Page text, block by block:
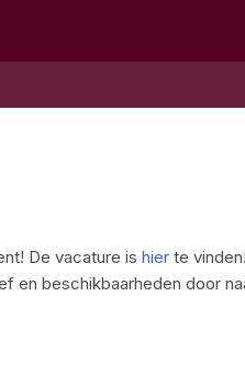
De vacature is hier te
en beschikbaarheden door